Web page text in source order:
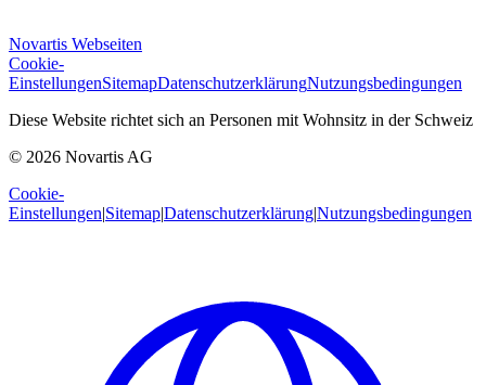
Novartis Webseiten
Cookie-
EinstellungenSitemapDatenschutzerklärungNutzungsbedingungen
Diese Website richtet sich an Personen mit Wohnsitz in der Schweiz
© 2026 Novartis AG
Cookie-
Einstellungen|Sitemap|Datenschutzerklärung|Nutzungsbedingungen